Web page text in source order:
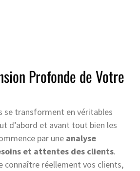
Profonde de Votre
se transforment en véritables
d’abord et avant tout bien les
par une analyse
et attentes des clients.
connaître réellement vos clients,